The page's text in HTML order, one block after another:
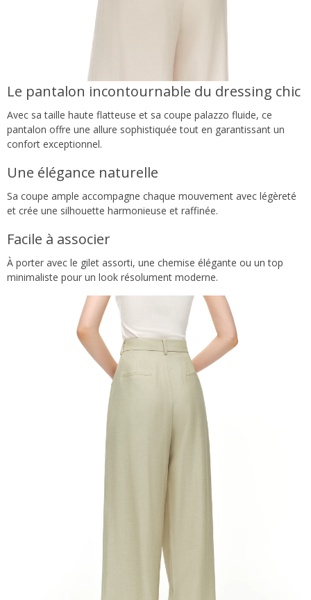
Le pantalon incontournable du dressing chic
Avec sa taille haute flatteuse et sa coupe palazzo fluide, ce
pantalon offre une allure sophistiquée tout en garantissant un
confort exceptionnel.
Une élégance naturelle
Sa coupe ample accompagne chaque mouvement avec légèreté
et crée une silhouette harmonieuse et raffinée.
Facile à associer
À porter avec le gilet assorti, une chemise élégante ou un top
minimaliste pour un look résolument moderne.